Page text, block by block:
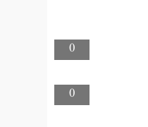
0
0